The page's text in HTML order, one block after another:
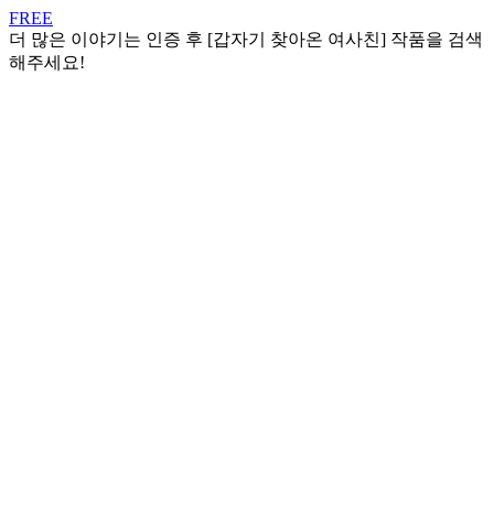
FREE
더 많은 이야기는 인증 후 [갑자기 찾아온 여사친] 작품을 검색
해주세요!